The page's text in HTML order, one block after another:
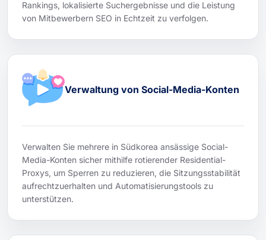
Rankings, lokalisierte Suchergebnisse und die Leistung
von Mitbewerbern SEO in Echtzeit zu verfolgen.
Verwaltung von Social-Media-Konten
Verwalten Sie mehrere in Südkorea ansässige Social-
Media-Konten sicher mithilfe rotierender Residential-
Proxys, um Sperren zu reduzieren, die Sitzungsstabilität
aufrechtzuerhalten und Automatisierungstools zu
unterstützen.